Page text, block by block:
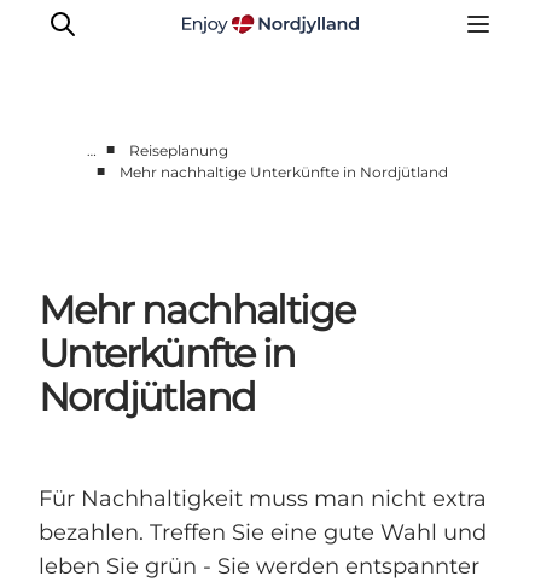
Guides
Veranstaltungen
Für Kinder
… ■
Reiseplanung
■
Mehr nachhaltige Unterkünfte in Nordjütland
Mehr nachhaltige
Unterkünfte in
Nordjütland
Für Nachhaltigkeit muss man nicht extra
bezahlen. Treffen Sie eine gute Wahl und
leben Sie grün - Sie werden entspannter